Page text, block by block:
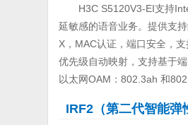
H3C S5120V3-EI支持
延敏感的语音业务。提供支
X，MAC认证，端口安全，
优先级自动映射，支持基于
以太网OAM：802.3ah 和
IRF2（第二代智能弹